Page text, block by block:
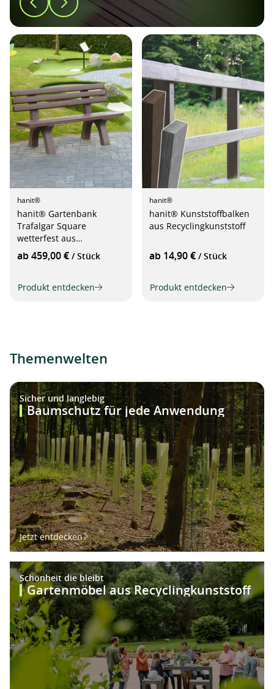
hanit® Kunststoffbalken
aus Recyclingkunststoff
ab 14,90 €
Produkt entdecken
hanit®
60 x 40 x 8cm, grau
ab 10,90 €
Produkt entdecken
Themenwelten
Sicher und langlebig
Baumschutz für jede Anwendung
Jetzt entdecken
Schönheit die bleibt
Gartenmöbel aus Recyclingkunststoff